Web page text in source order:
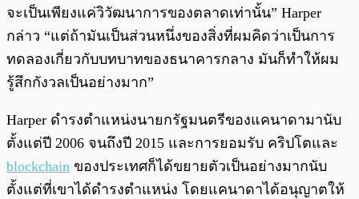
จะเป็นเพียงแค่วิวัฒนาการของตลาดเท่านั้น” Harper
กล่าว “แต่ถ้ามันเป็นส่วนหนึ่งของสิ่งที่ผมคิดว่าเป็นการ
ทดลองเกี่ยวกับบทบาทของธนาคารกลาง มันก็ทำให้ผม
รู้สึกกังวลเป็นอย่างมาก”
Harper ดำรงตำแหน่งนายกรัฐมนตรีของแคนาดามานับ
ตั้งแต่ปี 2006 จนถึงปี 2015 และการยอมรับ คริปโตและ
blockchain ของประเทศก็ได้ขยายตัวเป็นอย่างมากนับ
ตั้งแต่ที่เขาได้ดำรงตำแหน่ง โดยแคนาดาได้อนุญาตให้